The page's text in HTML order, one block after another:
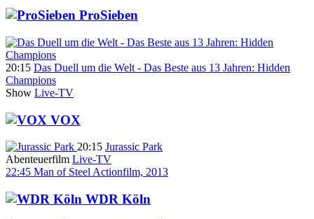
ProSieben
20:15 Das Duell um die Welt - Das Beste aus 13 Jahren: Hidden
Champions
Show Live-TV
VOX
20:15 Jurassic Park
Abenteuerfilm Live-TV
22:45 Man of Steel Actionfilm, 2013
WDR Köln